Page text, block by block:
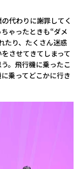
代わりに謝罪してく
ゃったときも“ダメ
たり、たくさん迷惑
させてきてしまって
。飛行機に乗ったこ
乗ってどこかに行き